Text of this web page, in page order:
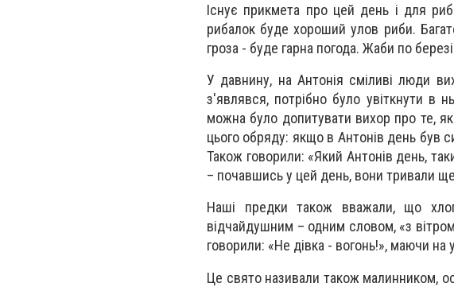
Існує прикмета про цей день і для
рибалок буде хороший улов риби.
гроза - буде гарна погода. Жаби по
У давнину, на Антонія сміливі люди
з'являвся, потрібно було увіткнути в
можна було допитувати вихор про те,
цього обряду: якщо в Антонів день був
Також говорили: «Який Антонів день,
– почавшись у цей день, вони тривали
Наші предки також вважали, що
відчайдушним – одним словом, «з
говорили: «Не дівка - вогонь!», маючи на
Це свято називали також малинником,